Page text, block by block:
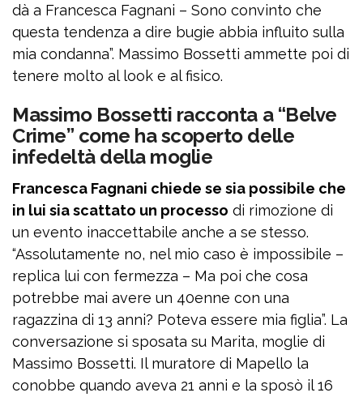
dà a Francesca Fagnani – Sono convinto che
questa tendenza a dire bugie abbia influito sulla
mia condanna”. Massimo Bossetti ammette poi di
tenere molto al look e al fisico.
Massimo Bossetti racconta a “Belve
Crime” come ha scoperto delle
infedeltà della moglie
Francesca Fagnani chiede se sia possibile che
in lui sia scattato un processo di rimozione di
un evento inaccettabile anche a se stesso.
“Assolutamente no, nel mio caso è impossibile –
replica lui con fermezza – Ma poi che cosa
potrebbe mai avere un 40enne con una
ragazzina di 13 anni? Poteva essere mia figlia”. La
conversazione si sposata su Marita, moglie di
Massimo Bossetti. Il muratore di Mapello la
conobbe quando aveva 21 anni e la sposò il 16